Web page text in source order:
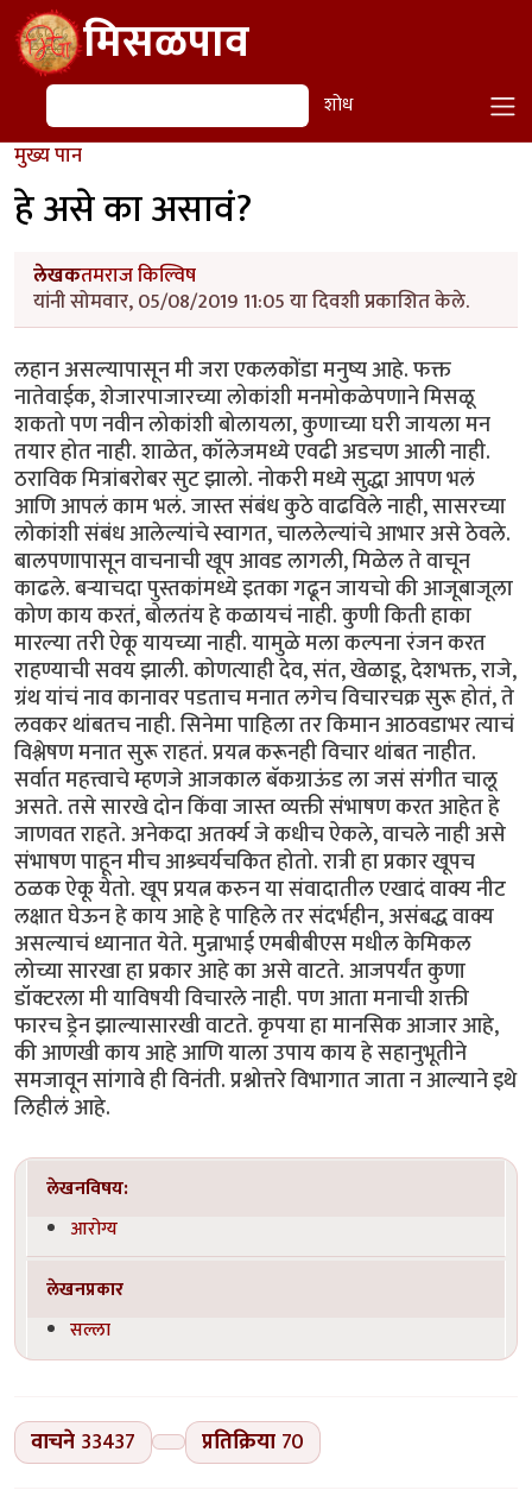
Skip to main contentमिसळपाव
शोध शोध
मुख्य पान
हे असे का असावं?
लेखकतमराज किल्विष
यांनी सोमवार, 05/08/2019 11:05 या दिवशी प्रकाशित केले.
लहान असल्यापासून मी जरा एकलकोंडा मनुष्य आहे. फक्त
नातेवाईक, शेजारपाजारच्या लोकांशी मनमोकळेपणाने मिसळू
शकतो पण नवीन लोकांशी बोलायला, कुणाच्या घरी जायला मन
तयार होत नाही. शाळेत, कॉलेजमध्ये एवढी अडचण आली नाही.
ठराविक मित्रांबरोबर सुट झालो. नोकरी मध्ये सुद्धा आपण भलं
आणि आपलं काम भलं. जास्त संबंध कुठे वाढविले नाही, सासरच्या
लोकांशी संबंध आलेल्यांचे स्वागत, चाललेल्यांचे आभार असे ठेवले.
बालपणापासून वाचनाची खूप आवड लागली, मिळेल ते वाचून
काढले. बऱ्याचदा पुस्तकांमध्ये इतका गढून जायचो की आजूबाजूला
कोण काय करतं, बोलतंय हे कळायचं नाही. कुणी किती हाका
मारल्या तरी ऐकू यायच्या नाही. यामुळे मला कल्पना रंजन करत
राहण्याची सवय झाली. कोणत्याही देव, संत, खेळाडू, देशभक्त, राजे,
ग्रंथ यांचं नाव कानावर पडताच मनात लगेच विचारचक्र सुरू होतं, ते
लवकर थांबतच नाही. सिनेमा पाहिला तर किमान आठवडाभर त्याचं
विश्लेषण मनात सुरू राहतं. प्रयत्न करूनही विचार थांबत नाहीत.
सर्वात महत्त्वाचे म्हणजे आजकाल बॅकग्राऊंड ला जसं संगीत चालू
असते. तसे सारखे दोन किंवा जास्त व्यक्ती संभाषण करत आहेत हे
जाणवत राहते. अनेकदा अतर्क्य जे कधीच ऐकले, वाचले नाही असे
संभाषण पाहून मीच आश्र्चर्यचकित होतो. रात्री हा प्रकार खूपच
ठळक ऐकू येतो. खूप प्रयत्न करुन या संवादातील एखादं वाक्य नीट
लक्षात घेऊन हे काय आहे हे पाहिले तर संदर्भहीन, असंबद्ध वाक्य
असल्याचं ध्यानात येते. मुन्नाभाई एमबीबीएस मधील केमिकल
लोच्या सारखा हा प्रकार आहे का असे वाटते. आजपर्यंत कुणा
डॉक्टरला मी याविषयी विचारले नाही. पण आता मनाची शक्ती
फारच ड्रेन झाल्यासारखी वाटते. कृपया हा मानसिक आजार आहे,
की आणखी काय आहे आणि याला उपाय काय हे सहानुभूतीने
समजावून सांगावे ही विनंती. प्रश्नोत्तरे विभागात जाता न आल्याने इथे
लिहीलं आहे.
लेखनविषय:
आरोग्य
लेखनप्रकार
सल्ला
वाचने 33437 प्रतिक्रिया 70